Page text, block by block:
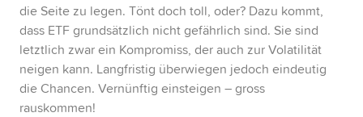
die Seite zu legen. Tönt doch toll, oder? Dazu kommt,
dass ETF grundsätzlich nicht gefährlich sind. Sie sind
letztlich zwar ein Kompromiss, der auch zur Volatilität
neigen kann. Langfristig überwiegen jedoch eindeutig
die Chancen. Vernünftig einsteigen – gross
rauskommen!